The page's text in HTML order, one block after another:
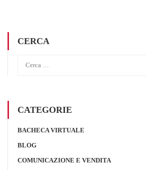
CERCA
CATEGORIE
BACHECA VIRTUALE
BLOG
COMUNICAZIONE E VENDITA